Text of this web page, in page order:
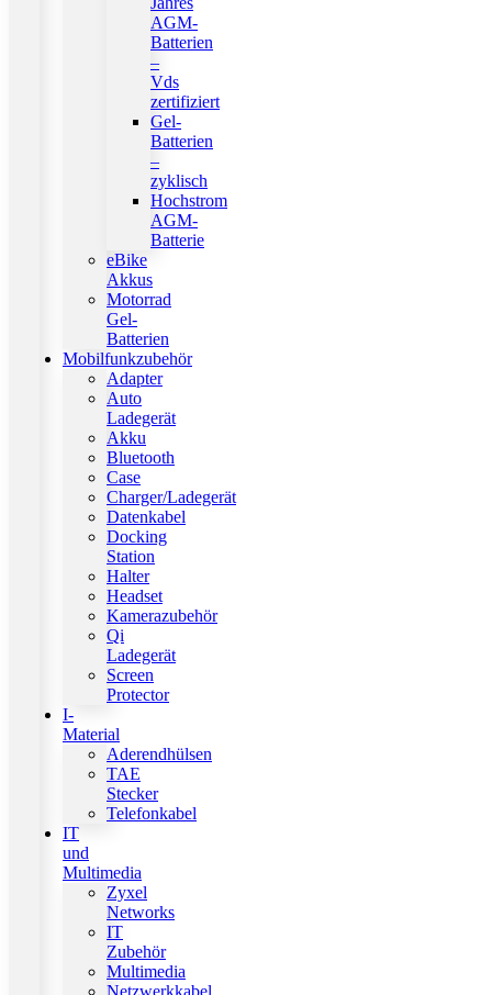
AGM-
Batterien
–
Vds
zertifiziert
Gel-
Batterien
–
zyklisch
Hochstrom
AGM-
Batterie
eBike
Akkus
Motorrad
Gel-
Batterien
Mobilfunkzubehör
Adapter
Auto
Ladegerät
Akku
Bluetooth
Case
Charger/Ladegerät
Datenkabel
Docking
Station
Halter
Headset
Kamerazubehör
Qi
Ladegerät
Screen
Protector
I-
Material
Aderendhülsen
TAE
Stecker
Telefonkabel
IT
und
Multimedia
Zyxel
Networks
IT
Zubehör
Multimedia
Netzwerkkabel